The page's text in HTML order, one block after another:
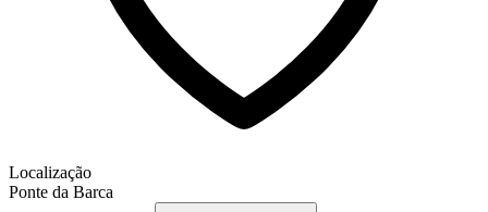
Localização
Ponte da Barca